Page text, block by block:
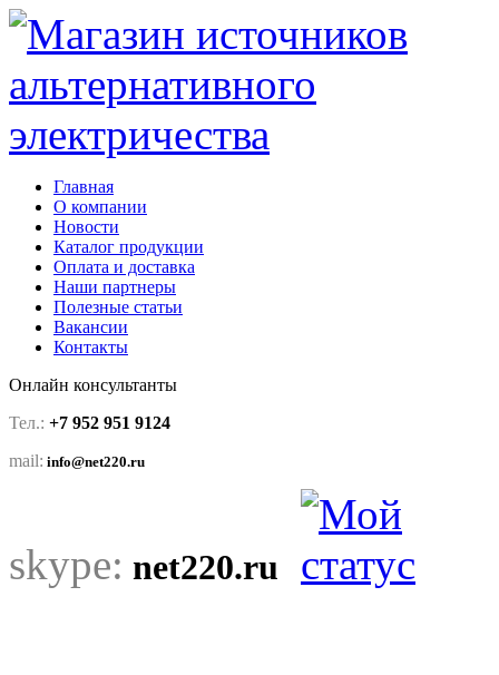
Главная
О компании
Новости
Каталог продукции
Оплата и доставка
Наши партнеры
Полезные статьи
Вакансии
Контакты
Онлайн консультанты
Тел.: +7 952 951 9124
mail: info@net220.ru
skype: net220.ru